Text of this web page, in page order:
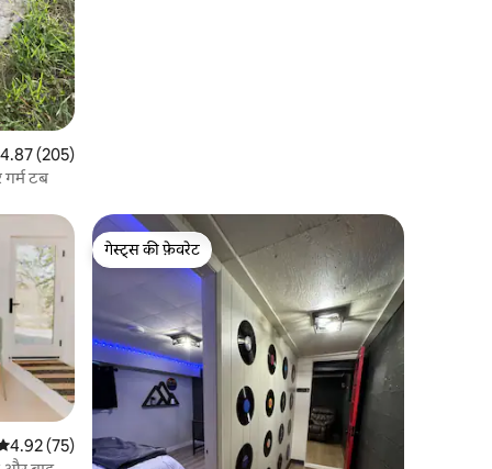
रेटिंग 5 में से 4.87, 205 समीक्षाएँ
4.87 (205)
टब
रेटिंग 5 में से 4.92, 75 समीक्षाएँ
4.92 (75)
गेस्ट्स की फ़ेवरेट
गेस्ट्स की फ़ेवरेट